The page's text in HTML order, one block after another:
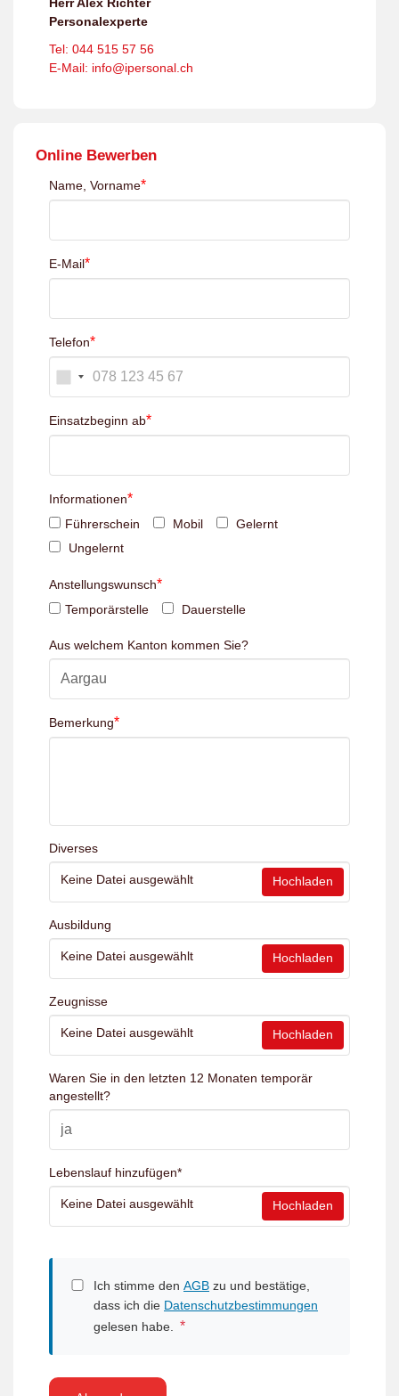
Personalexperte
Tel: 044 515 57 56
E-Mail: info@ipersonal.ch
Online Bewerben
Name, Vorname*
E-Mail*
Telefon*
Einsatzbeginn ab*
Informationen*
Führerschein Mobil
Gelernt
Ungelernt
Anstellungswunsch*
Temporärstelle Dauerstelle
Aus welchem Kanton kommen Sie?
Bemerkung*
Diverses
Keine Datei ausgewählt Hochladen
Ausbildung
Keine Datei ausgewählt Hochladen
Zeugnisse
Keine Datei ausgewählt Hochladen
Waren Sie in den letzten 12 Monaten temporär
angestellt?
Lebenslauf hinzufügen*
Keine Datei ausgewählt Hochladen
Ich stimme den AGB zu und bestätige,
dass ich die Datenschutzbestimmungen
gelesen habe.
*